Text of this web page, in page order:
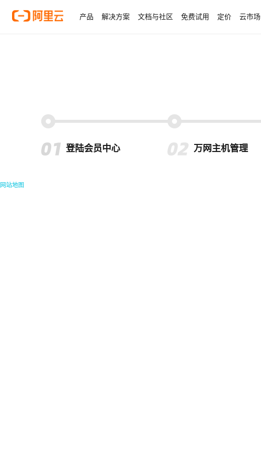
产品 解决方案 文档与社区 免费试用 定价 云市场
登陆会员中心 万网主机管理
网站地图